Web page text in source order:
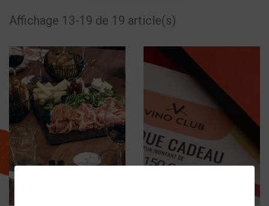
Affichage 13-19 de 19 article(s)